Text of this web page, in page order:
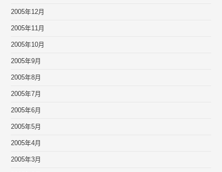
2005年12月
2005年11月
2005年10月
2005年9月
2005年8月
2005年7月
2005年6月
2005年5月
2005年4月
2005年3月